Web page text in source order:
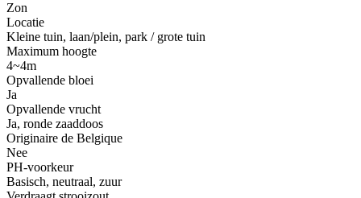
Zon
Locatie
Kleine tuin, laan/plein, park / grote tuin
Maximum hoogte
4~4m
Opvallende bloei
Ja
Opvallende vrucht
Ja, ronde zaaddoos
Originaire de Belgique
Nee
PH-voorkeur
Basisch, neutraal, zuur